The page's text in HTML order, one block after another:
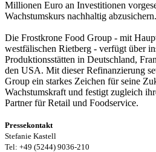
Millionen Euro an Investitionen
Wachstumskurs nachhaltig abzusichern.
Die Frostkrone Food Group - mit
westfälischen Rietberg - verfügt über
Produktionsstätten in Deutschland,
den USA. Mit dieser Refinanzierung
Group ein starkes Zeichen für seine
Wachstumskraft und festigt zugleich
Partner für Retail und Foodservice.
Pressekontakt
Stefanie Kastell
Tel: +49 (5244) 9036-210